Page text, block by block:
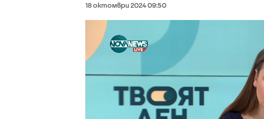
18 октомври 2024 09:50